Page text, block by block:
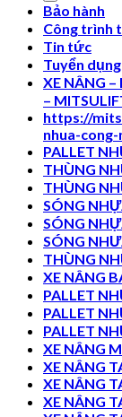
Bảo hành
Công trình
Tin tức
Tuyển dụng
XE NÂNG
–
https://
nhua-
PALLET
THÙNG
THÙNG
SÓNG
SÓNG
SÓNG
THÙNG
XE NÂNG
PALLET
PALLET
PALLET
XE NÂNG
XE NÂNG
XE NÂNG
XE NÂNG